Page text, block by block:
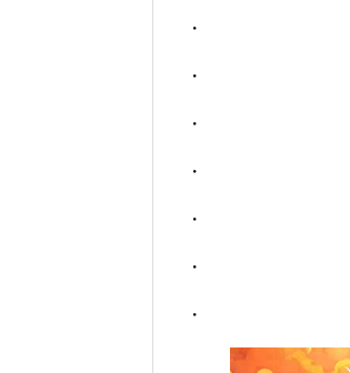
・
・
・
・
・
・
・